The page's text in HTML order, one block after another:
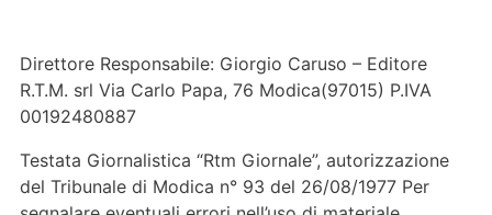
Direttore Responsabile: Giorgio Caruso – Editore
R.T.M. srl Via Carlo Papa, 76 Modica(97015) P.IVA
00192480887
Testata Giornalistica “Rtm Giornale”, autorizzazione
del Tribunale di Modica n° 93 del 26/08/1977 Per